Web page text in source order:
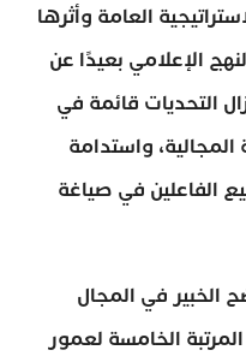
العامة وأثرها
الإعلامي بعيدًا عن
التحديات قائمة في
واستدامة
الفاعلين في صياغة
الخبير في المجال
الخامسة لعمور